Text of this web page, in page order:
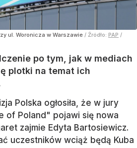
ul. Woronicza w Warszawie / Źródło: PAP /
po tym, jak w mediach
plotki na temat ich
Polska ogłosiła, że w jury
of Poland" pojawi się nowa
zajmie Edyta Bartosiewicz.
uczestników wciąż będą Kuba